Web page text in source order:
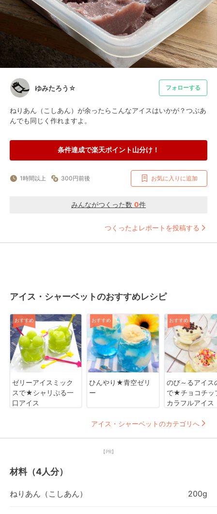
ゆみたろう☆ フォローする
ねりあん（こしあん）が余ったらこんなアイスはいかが？つぶあ
んでも同じく作れますよ。
条件達成で楽天ポイント山分け！
1時間以上 300円前後 お気に入りに追加
みんながつくった数 0件
つくったよレポートを投稿する
アイス・シャーベットのおすすめレシピ
おすすめ
ゼリーアイスミック
スで★シャリぷる一
口アイス
おすすめ
ひんやり★青空ゼリ
ー
おすすめ
のび～るアイス
で★チョコチッ
カラフルアイス
アイス・シャーベットのカテゴリへ
【PR】
材料（4人分）
ねりあん（こしあん） 200g